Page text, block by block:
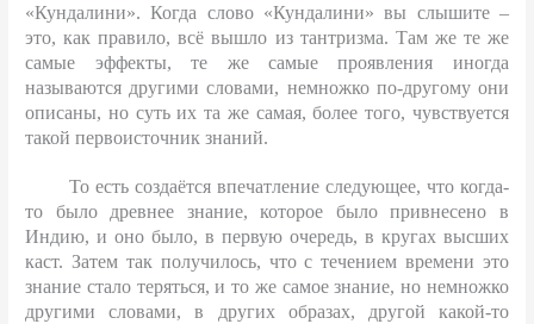
«Кундалини». Когда слово «Кундалини» вы слышите –
это, как правило, всё вышло из тантризма. Там же те же
самые эффекты, те же самые проявления иногда
называются другими словами, немножко по-другому они
описаны, но суть их та же самая, более того, чувствуется
такой первоисточник знаний.
То есть создаётся впечатление следующее, что когда-
то было древнее знание, которое было привнесено в
Индию, и оно было, в первую очередь, в кругах высших
каст. Затем так получилось, что с течением времени это
знание стало теряться, и то же самое знание, но немножко
другими словами, в других образах, другой какой-то